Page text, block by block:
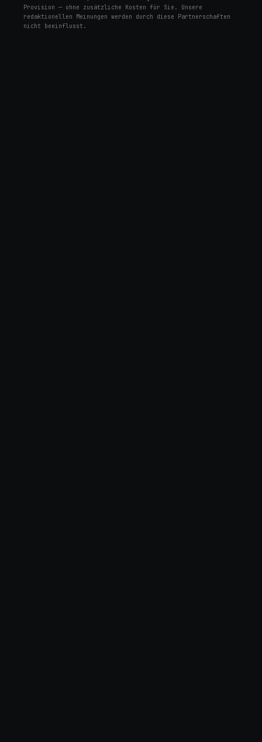
Provision — ohne zusätzliche Kosten für Sie. Unsere
redaktionellen Meinungen werden durch diese Partnerschaften
nicht beeinflusst.